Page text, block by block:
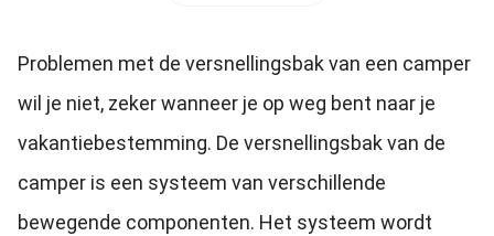
Problemen met de versnellingsbak van een camper
wil je niet, zeker wanneer je op weg bent naar je
vakantiebestemming. De versnellingsbak van de
camper is een systeem van verschillende
bewegende componenten. Het systeem wordt